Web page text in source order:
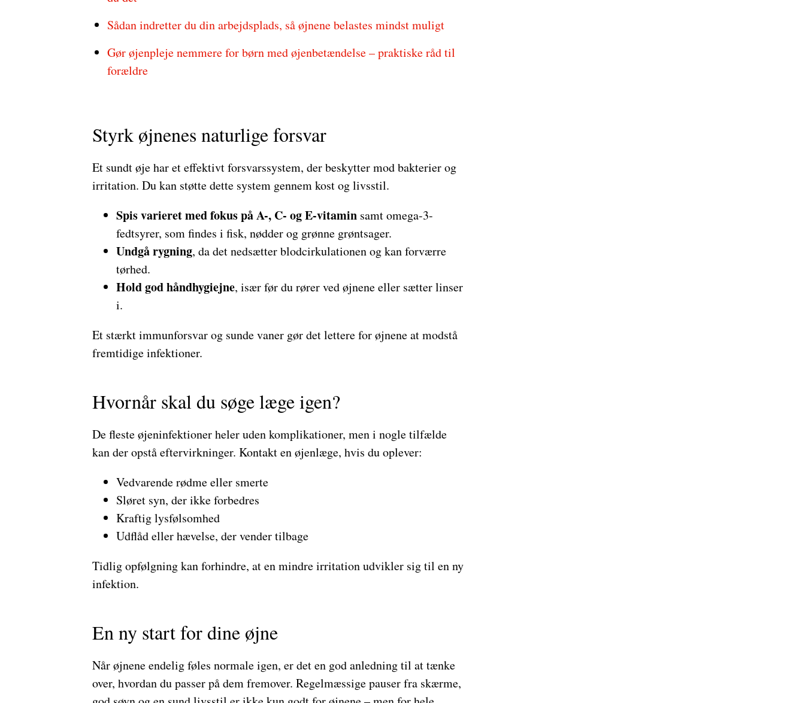
Sådan indretter du din arbejdsplads, så øjnene belastes mindst muligt
Gør øjenpleje nemmere for børn med øjenbetændelse – praktiske råd til
forældre
Styrk øjnenes naturlige forsvar
Et sundt øje har et effektivt forsvarssystem, der beskytter mod bakterier og
irritation. Du kan støtte dette system gennem kost og livsstil.
Spis varieret med fokus på A-, C- og E-vitaminsamt omega-3-
fedtsyrer, som findes i fisk, nødder og grønne grøntsager.
Undgå rygning, da det nedsætter blodcirkulationen og kan forværre
tørhed.
Hold god håndhygiejne, især før du rører ved øjnene eller sætter linser
i.
Et stærkt immunforsvar og sunde vaner gør det lettere for øjnene at modstå
fremtidige infektioner.
Hvornår skal du søge læge igen?
De fleste øjeninfektioner heler uden komplikationer, men i nogle tilfælde
kan der opstå eftervirkninger. Kontakt en øjenlæge, hvis du oplever:
Vedvarende rødme eller smerte
Sløret syn, der ikke forbedres
Kraftig lysfølsomhed
Udflåd eller hævelse, der vender tilbage
Tidlig opfølgning kan forhindre, at en mindre irritation udvikler sig til en ny
infektion.
En ny start for dine øjne
Når øjnene endelig føles normale igen, er det en god anledning til at tænke
over, hvordan du passer på dem fremover. Regelmæssige pauser fra skærme,